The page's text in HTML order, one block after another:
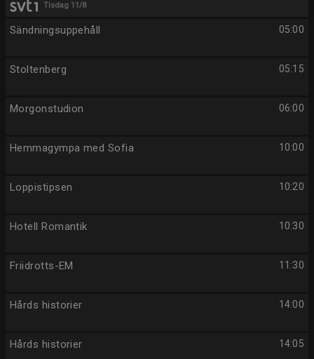
Tisdag 11/8
05:00
Sändningsuppehåll
05:15
Stoltenberg
06:00
Morgonstudion
10:00
Hemmagympa med Sofia
10:20
Loppistipsen
10:30
Hotell Romantik
11:30
Friidrotts-EM
14:00
Hårds historier
14:05
Hårds historier